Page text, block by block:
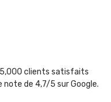
clients satisfaits
de 4,7/5 sur Google.